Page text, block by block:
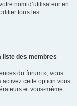
nom d’utilisateur en
tous les
liste des membres
du forum », vous
activez cette option vous
et vous-même.